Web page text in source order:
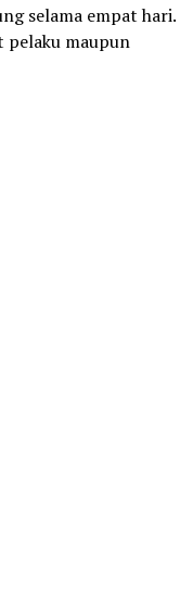
selama empat hari.
pelaku maupun